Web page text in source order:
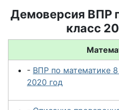
Демоверсия ВПР
класс
- ВПР по математике
2020 год